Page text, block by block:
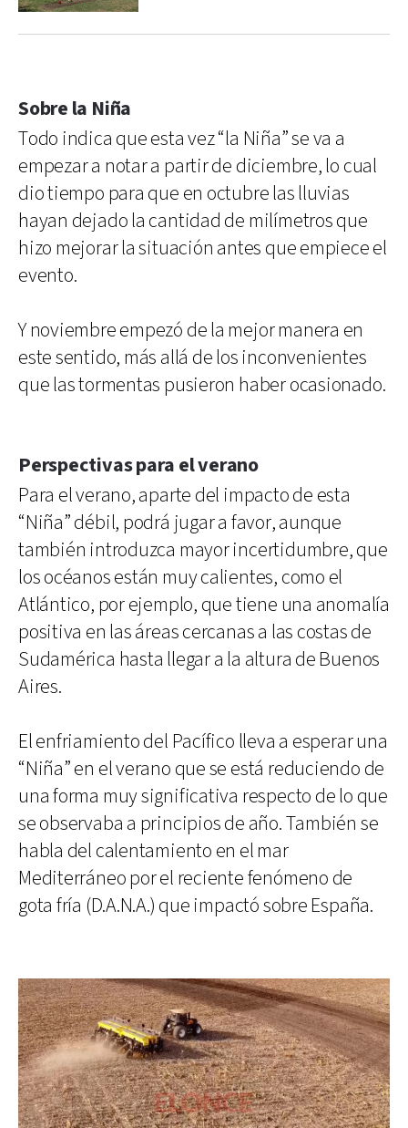
Sobre la Niña
Todo indica que esta vez “la Niña” se va a
empezar a notar a partir de diciembre, lo cual
dio tiempo para que en octubre las lluvias
hayan dejado la cantidad de milímetros que
hizo mejorar la situación antes que empiece el
evento.
Y noviembre empezó de la mejor manera en
este sentido, más allá de los inconvenientes
que las tormentas pusieron haber ocasionado.
Perspectivas para el verano
Para el verano, aparte del impacto de esta
“Niña” débil, podrá jugar a favor, aunque
también introduzca mayor incertidumbre, que
los océanos están muy calientes, como el
Atlántico, por ejemplo, que tiene una anomalía
positiva en las áreas cercanas a las costas de
Sudamérica hasta llegar a la altura de Buenos
Aires.
El enfriamiento del Pacífico lleva a esperar una
“Niña” en el verano que se está reduciendo de
una forma muy significativa respecto de lo que
se observaba a principios de año. También se
habla del calentamiento en el mar
Mediterráneo por el reciente fenómeno de
gota fría (D.A.N.A.) que impactó sobre España.